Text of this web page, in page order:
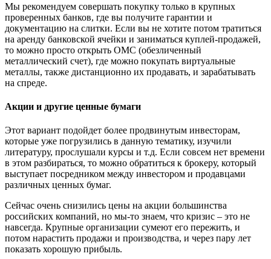
Мы рекомендуем совершать покупку только в крупных
проверенных банков, где вы получите гарантии и
документацию на слитки. Если вы не хотите потом тратиться
на аренду банковской ячейки и заниматься куплей-продажей,
то можно просто открыть ОМС (обезличенный
металлический счет), где можно покупать виртуальные
металлы, также дистанционно их продавать, и зарабатывать
на спреде.
Акции и другие ценные бумаги
Этот вариант подойдет более продвинутым инвесторам,
которые уже погрузились в данную тематику, изучили
литературу, прослушали курсы и т.д. Если совсем нет времени
в этом разбираться, то можно обратиться к брокеру, который
выступает посредником между инвестором и продавцами
различных ценных бумаг.
Сейчас очень снизились цены на акции большинства
российских компаний, но мы-то знаем, что кризис – это не
навсегда. Крупные организации сумеют его пережить, и
потом нарастить продажи и производства, и через пару лет
показать хорошую прибыль.